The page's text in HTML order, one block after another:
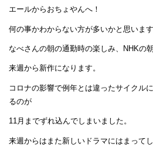
エールからおちょやんへ！
何の事かわからない方が多いかと思いま
なべさんの朝の通勤時の楽しみ、NHKの
来週から新作になります。
コロナの影響で例年とは違ったサイクル
るのが
11月までずれ込んでしまいました。
来週からはまた新しいドラマにはまって